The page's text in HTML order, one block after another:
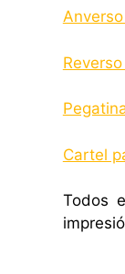
Cartel
Todos